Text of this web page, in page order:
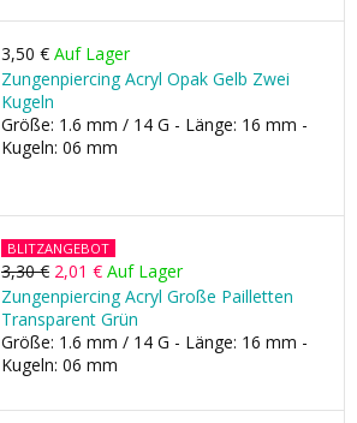
3,50 € Auf Lager
Zungenpiercing Acryl Opak Gelb Zwei
Kugeln
Größe: 1.6 mm / 14 G - Länge: 16 mm -
Kugeln: 06 mm
BLITZANGEBOT
3,30 € 2,01 € Auf Lager
Zungenpiercing Acryl Große Pailletten
Transparent Grün
Größe: 1.6 mm / 14 G - Länge: 16 mm -
Kugeln: 06 mm